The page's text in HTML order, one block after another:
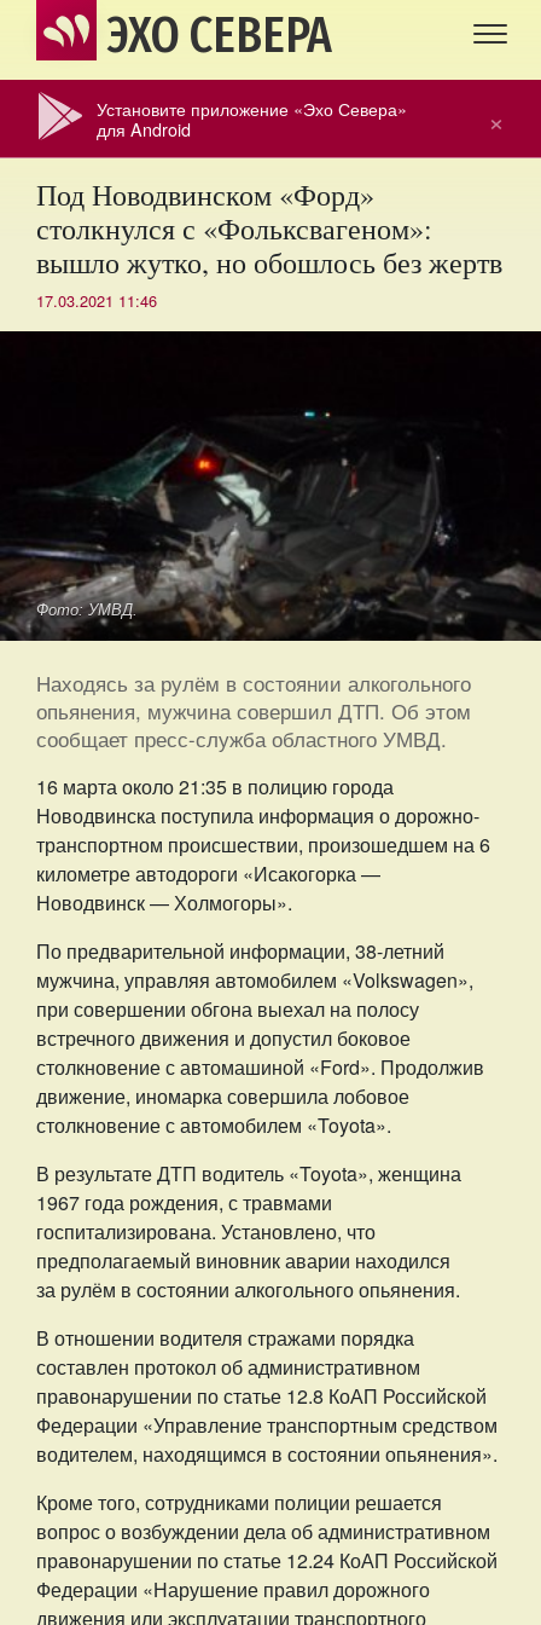
ЭХО СЕВЕРА
×
Установите приложение «Эхо Севера»
для Android
Под Новодвинском «Форд»
столкнулся с «Фольксвагеном»:
вышло жутко, но обошлось без жертв
17.03.2021 11:46
Фото: УМВД.
Находясь за рулём в состоянии алкогольного
опьянения, мужчина совершил ДТП. Об этом
сообщает пресс-служба областного УМВД.
16 марта около 21:35 в полицию города
Новодвинска поступила информация о дорожно-
транспортном происшествии, произошедшем на 6
километре автодороги «Исакогорка —
Новодвинск — Холмогоры».
По предварительной информации, 38-летний
мужчина, управляя автомобилем «Volkswagen»,
при совершении обгона выехал на полосу
встречного движения и допустил боковое
столкновение с автомашиной «Ford». Продолжив
движение, иномарка совершила лобовое
столкновение с автомобилем «Toyota».
В результате ДТП водитель «Toyota», женщина
1967 года рождения, с травмами
госпитализирована. Установлено, что
предполагаемый виновник аварии находился
за рулём в состоянии алкогольного опьянения.
В отношении водителя стражами порядка
составлен протокол об административном
правонарушении по статье 12.8 КоАП Российской
Федерации «Управление транспортным средством
водителем, находящимся в состоянии опьянения».
Кроме того, сотрудниками полиции решается
вопрос о возбуждении дела об административном
правонарушении по статье 12.24 КоАП Российской
Федерации «Нарушение правил дорожного
движения или эксплуатации транспортного